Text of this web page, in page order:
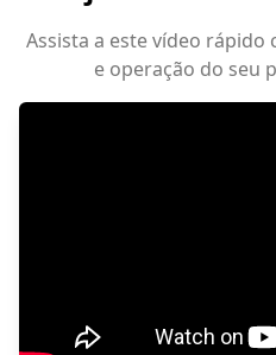
Assista a este vídeo rápido
e operação do seu